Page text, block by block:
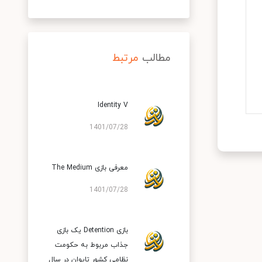
مطالب مرتبط
Identity V
1401/07/28
معرفی بازی The Medium
1401/07/28
بازی Detention یک بازی
جذاب مربوط ‌به حکومت
نظامی کشور تایوان در سال